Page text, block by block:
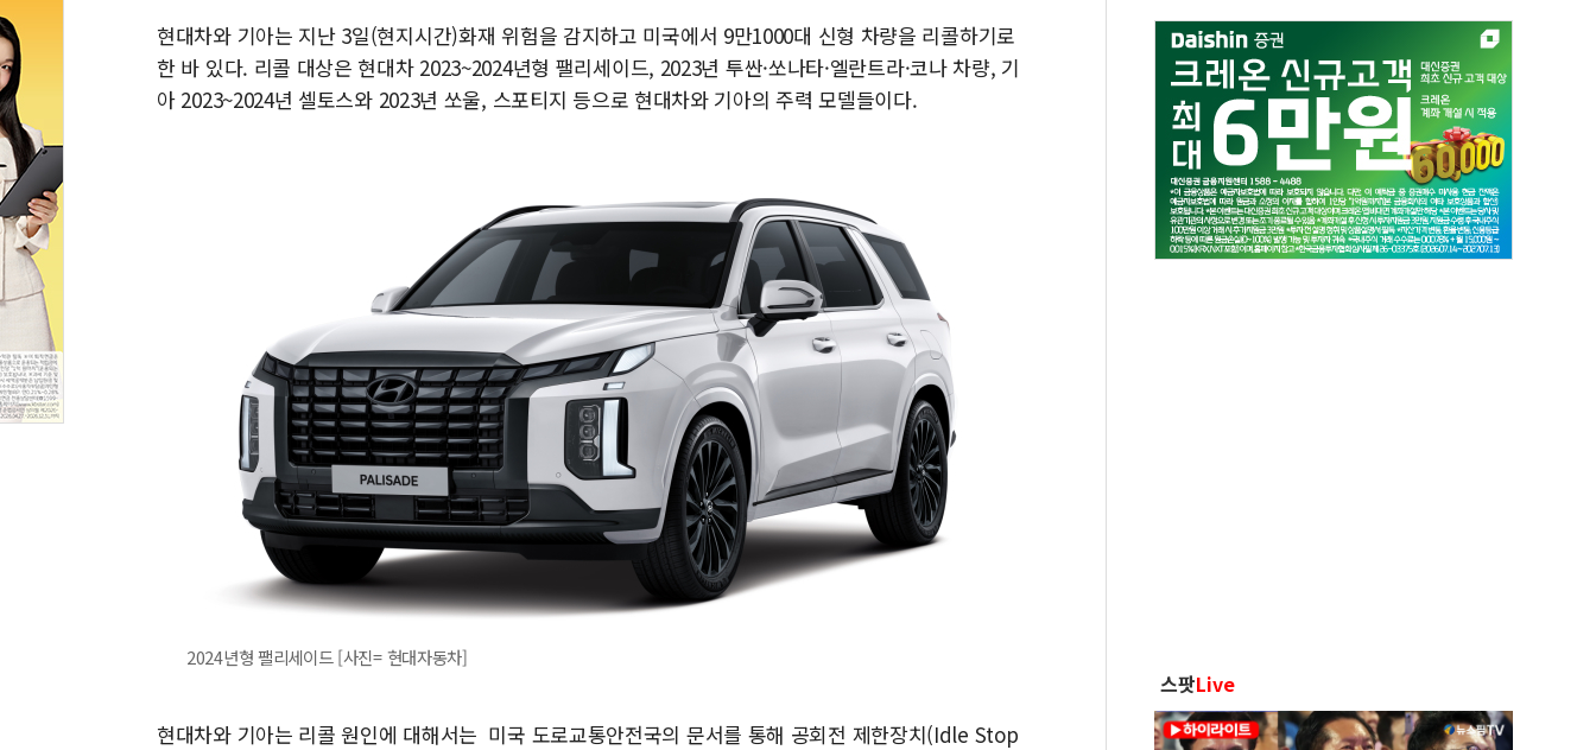
현대차와 기아는 지난 3일(현지시간)화재 위험을 감지하고 미국에서 9만1000대 신형 차량을 리콜하기로
한 바 있다. 리콜 대상은 현대차 2023~2024년형 팰리세이드, 2023년 투싼·쏘나타·엘란트라·코나 차량, 기
아 2023~2024년 셀토스와 2023년 쏘울, 스포티지 등으로 현대차와 기아의 주력 모델들이다.
2024년형 팰리세이드 [사진= 현대자동차]
현대차와 기아는 리콜 원인에 대해서는 미국 도로교통안전국의 문서를 통해 공회전 제한장치(Idle Stop
스팟Live